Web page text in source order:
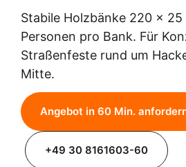
Stabile Holzbänke 220 ×
Personen pro Bank. Für
Straßenfeste rund um
Mitte.
Angebot in 60 Min.
+49 30 8161603-60